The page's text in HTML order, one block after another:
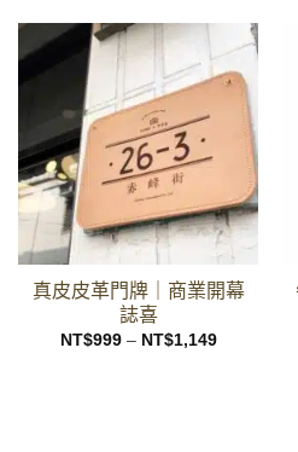
真皮皮革門牌｜商業開幕
誌喜
NT$999 – NT$1,149價